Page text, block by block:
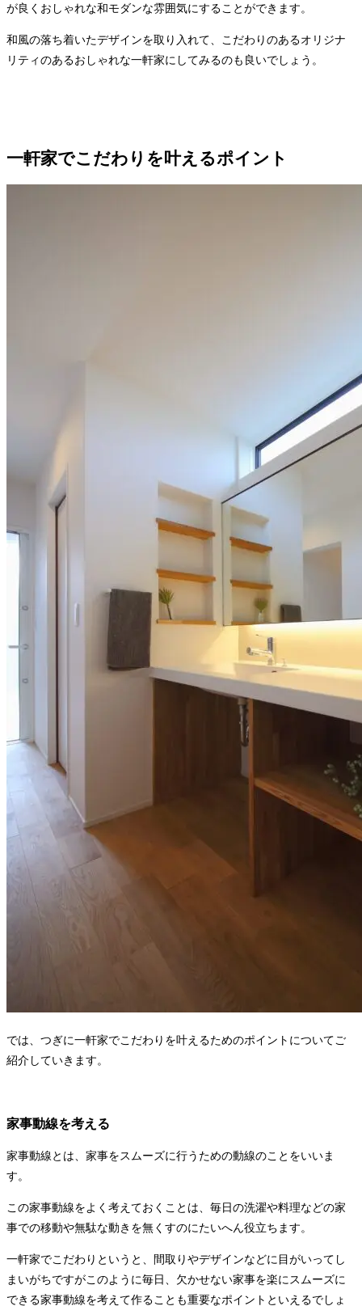
が良くおしゃれな和モダンな雰囲気にすることができます。
和風の落ち着いたデザインを取り入れて、こだわりのあるオリジナ
リティのあるおしゃれな一軒家にしてみるのも良いでしょう。
一軒家でこだわりを叶えるポイント
では、つぎに一軒家でこだわりを叶えるためのポイントについてご
紹介していきます。
家事動線を考える
家事動線とは、家事をスムーズに行うための動線のことをいいま
す。
この家事動線をよく考えておくことは、毎日の洗濯や料理などの家
事での移動や無駄な動きを無くすのにたいへん役立ちます。
一軒家でこだわりというと、間取りやデザインなどに目がいってし
まいがちですがこのように毎日、欠かせない家事を楽にスムーズに
できる家事動線を考えて作ることも重要なポイントといえるでしょ